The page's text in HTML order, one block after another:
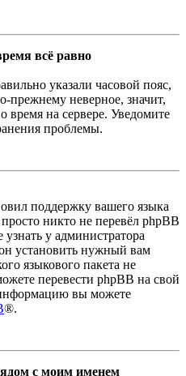
всё равно
указали часовой пояс,
прежнему неверное, значит,
время на сервере. Уведомите
проблемы.
поддержку вашего языка
никто не перевёл phpBB
у администратора
установить нужный вам
языкового пакета не
перевести phpBB на свой
вы можете
®.
с моим именем